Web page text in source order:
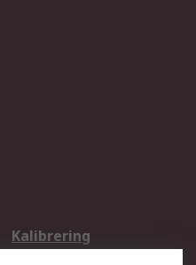
Kalibrering